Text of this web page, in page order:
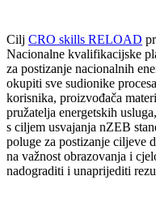
Cilj CRO skills RELOAD
Nacionalne kvalifikacijske
za postizanje nacionalnih
okupiti sve sudionike
korisnika, proizvođača
pružatelja energetskih
s ciljem usvajanja nZEB
poluge za postizanje ciljeve
na važnost obrazovanja i
nadograditi i unaprijediti